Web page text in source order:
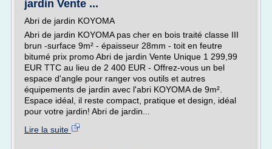
jardin Vente ...
Abri de jardin KOYOMA
Abri de jardin KOYOMA pas cher en bois traité classe III
brun -surface 9m² - épaisseur 28mm - toit en feutre
bitumé prix promo Abri de jardin Vente Unique 1 299,99
EUR TTC au lieu de 2 400 EUR - Offrez-vous un bel
espace d'angle pour ranger vos outils et autres
équipements de jardin avec l'abri KOYOMA de 9m².
Espace idéal, il reste compact, pratique et design, idéal
pour votre jardin! Abri de jardin...
Lire la suite